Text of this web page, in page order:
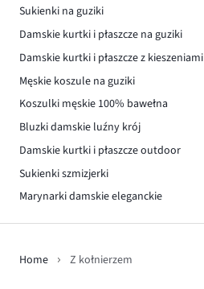
Sukienki na guziki
Damskie kurtki i płaszcze na guziki
Damskie kurtki i płaszcze z kieszeniami
Męskie koszule na guziki
Koszulki męskie 100% bawełna
Bluzki damskie luźny krój
Damskie kurtki i płaszcze outdoor
Sukienki szmizjerki
Marynarki damskie eleganckie
Home Z kołnierzem